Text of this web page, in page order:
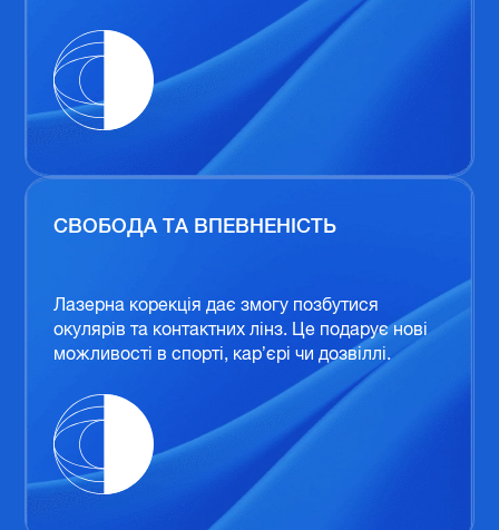
СВОБОДА ТА ВПЕВНЕНІСТЬ
Лазерна корекція дає змогу позбутися
окулярів та контактних лінз. Це подарує нові
можливості в спорті, кар’єрі чи дозвіллі.